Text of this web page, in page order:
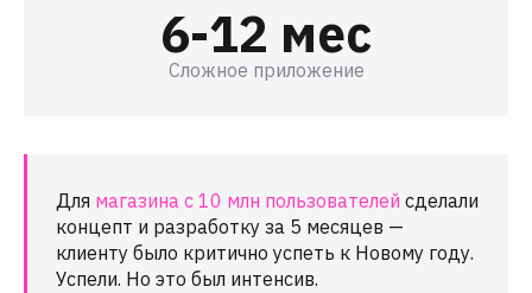
6-12 мес
Сложное приложение
Для магазина с 10 млн пользователей сделали
концепт и разработку за 5 месяцев —
клиенту было критично успеть к Новому году.
Успели. Но это был интенсив.